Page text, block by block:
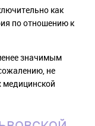
как
по отношению к
значимым
не
медицинской